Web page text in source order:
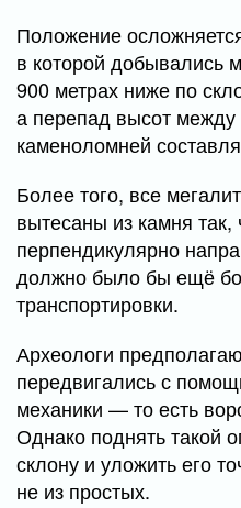
Положение
в которой добывались
900 метрах ниже по
а перепад высот
каменоломней
Более того, все
вытесаны из камня так,
перпендикулярно
должно было бы ещё
транспортировки.
Археологи
передвигались с
механики — то есть
Однако поднять такой
склону и уложить его
не из простых.